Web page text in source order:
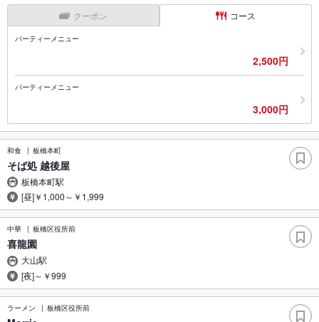
クーポン コース
パーティーメニュー
2,500円
パーティーメニュー
3,000円
和食 板橋本町
そば処 越後屋
板橋本町駅
[昼]￥1,000～￥1,999
中華 板橋区役所前
喜龍園
大山駅
[夜]～￥999
ラーメン 板橋区役所前